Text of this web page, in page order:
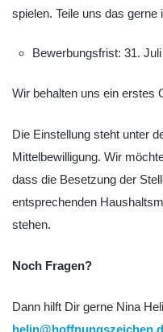
spielen. Teile uns das
Bewerbungsfrist: 31.
Wir behalten uns ein erstes
Die Einstellung steht unter
Mittelbewilligung. Wir
dass die Besetzung der
entsprechenden
stehen.
Noch Fragen?
Dann hilft Dir gerne Nina